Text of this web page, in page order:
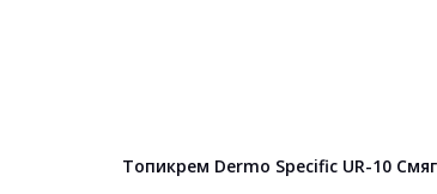
Топикрем Dermo Specific UR-10